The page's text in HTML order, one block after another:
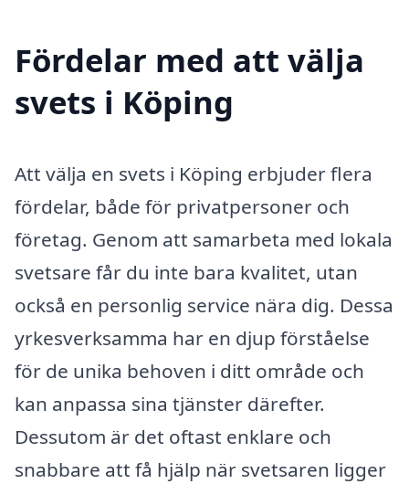
Fördelar med att välja
svets i Köping
Att välja en svets i Köping erbjuder flera
fördelar, både för privatpersoner och
företag. Genom att samarbeta med lokala
svetsare får du inte bara kvalitet, utan
också en personlig service nära dig. Dessa
yrkesverksamma har en djup förståelse
för de unika behoven i ditt område och
kan anpassa sina tjänster därefter.
Dessutom är det oftast enklare och
snabbare att få hjälp när svetsaren ligger